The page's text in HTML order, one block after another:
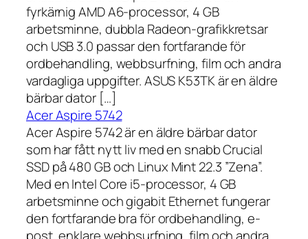
fyrkärnig AMD A6-processor, 4 GB
arbetsminne, dubbla Radeon-grafikkretsar
och USB 3.0 passar den fortfarande för
ordbehandling, webbsurfning, film och andra
vardagliga uppgifter. ASUS K53TK är en äldre
bärbar dator […]
Acer Aspire 5742
Acer Aspire 5742 är en äldre bärbar dator
som har fått nytt liv med en snabb Crucial
SSD på 480 GB och Linux Mint 22.3 ”Zena”.
Med en Intel Core i5-processor, 4 GB
arbetsminne och gigabit Ethernet fungerar
den fortfarande bra för ordbehandling, e-